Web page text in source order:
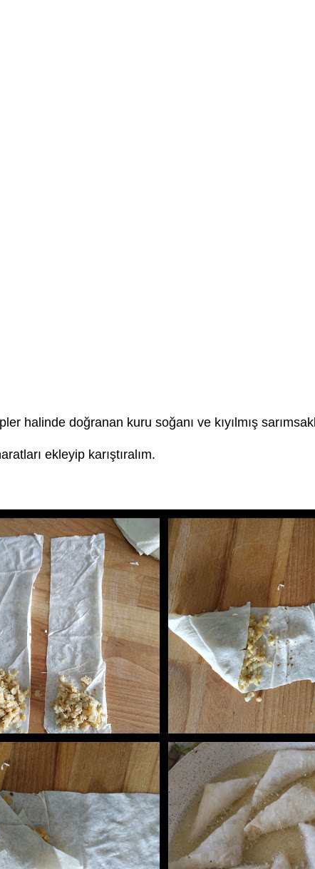
halinde doğranan kuru soğanı ve kıyılmış
ekleyip karıştıralım.